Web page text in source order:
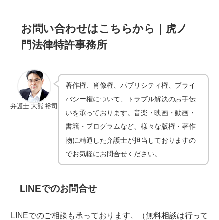
お問い合わせはこちらから｜虎ノ
門法律特許事務所
弁護士 大熊 裕司
著作権、肖像権、パブリシティ権、プライ
バシー権について、トラブル解決のお手伝
いを承っております。音楽・映画・動画・
書籍・プログラムなど、様々な版権・著作
物に精通した弁護士が担当しておりますの
でお気軽にお問合せください。
LINEでのお問合せ
LINEでのご相談も承っております。（無料相談は行って